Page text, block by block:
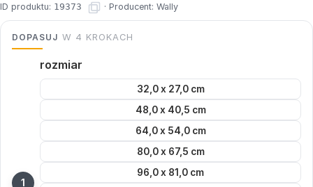
ID produktu: 19373 · Producent: Wally
DOPASUJ W 4 KROKACH
rozmiar
32,0 x 27,0 cm
48,0 x 40,5 cm
64,0 x 54,0 cm
80,0 x 67,5 cm
96,0 x 81,0 cm